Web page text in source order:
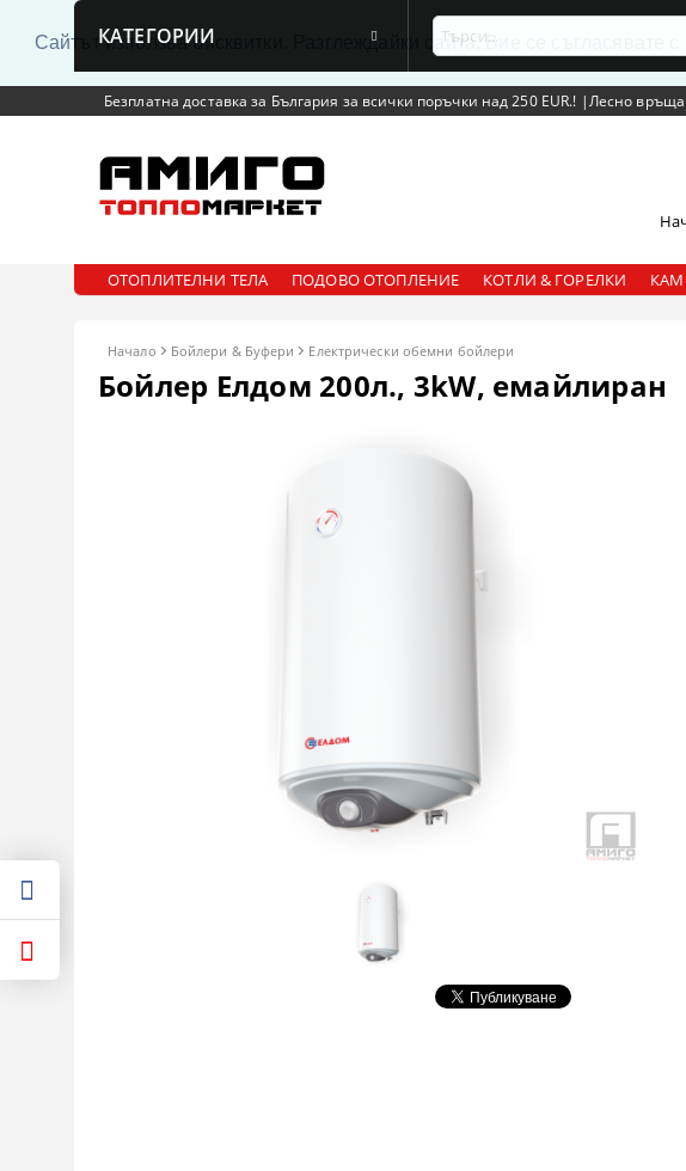
Сайтът използва бисквитки. Разглеждайки сайта, Вие се съгласявате с
Безплатна доставка за България за всички поръчки над 250 EUR.! |Лесно
КАТЕГОРИИ
ОТОПЛИТЕЛНИ ТЕЛА ПОДОВО ОТОПЛЕНИЕ КОТЛИ & ГОРЕЛКИ
Начало Бойлери & Буфери Електрически обемни бойлери
Бойлер Елдом 200л., 3kW, емайлиран